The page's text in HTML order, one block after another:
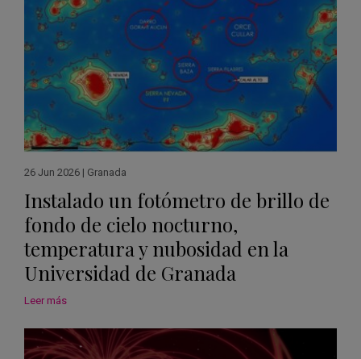
26 Jun 2026 | Granada
Instalado un fotómetro de brillo de
fondo de cielo nocturno,
temperatura y nubosidad en la
Universidad de Granada
Leer más